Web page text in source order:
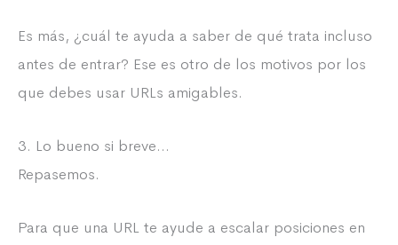
Es más, ¿cuál te ayuda a saber de qué trata incluso
antes de entrar? Ese es otro de los motivos por los
que debes usar URLs amigables.
3. Lo bueno si breve…
Repasemos.
Para que una URL te ayude a escalar posiciones en